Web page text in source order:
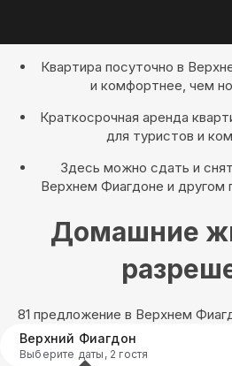
Квартира посуточно в
и комфортнее, чем
Краткосрочная аренда
для туристов и
Здесь можно сдать и
Верхнем Фиагдоне и другом
Домашние
81 предложение в Верхнем
Верхний Фиагдон
Выберите даты, 2 гостя